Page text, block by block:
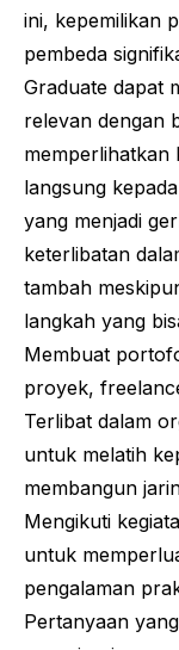
ini, kepemilikan
pembeda
Graduate dapat
relevan dengan
memperlihatkan
langsung
yang menjadi
keterlibatan
tambah
langkah yang
Membuat
proyek,
Terlibat dalam
untuk melatih
membangun
Mengikuti
untuk
pengalaman
Pertanyaan